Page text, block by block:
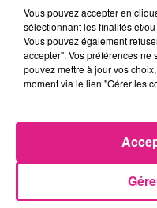
9h19
Lorraine : une journée pas
6 août 2026
Metz : une distribution de
Casting de Woof : l'Euro-
Officiel : Gauthier Hein quitte
Officiel : le lac de Madine
Vous pouvez accepter en
sélectionnant les finalités et/
Vous pouvez également
accepter". Vos préférences
pouvez mettre à jour vos
moment via le lien "Gérer les